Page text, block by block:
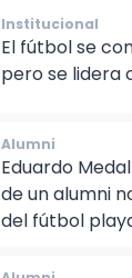
Institucional
El fútbol se
pero se lidera
Alumni
Eduardo
de un alumni
del fútbol